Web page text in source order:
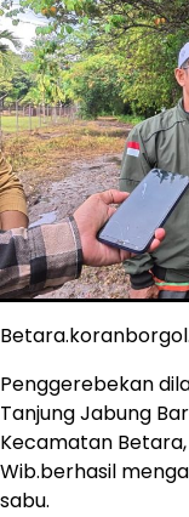
Penggerebekan
Tanjung Jabung
Kecamatan
Wib.berhasil
sabu.